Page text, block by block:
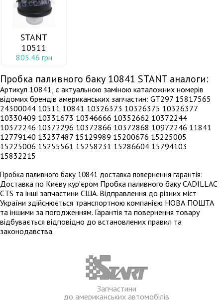
STANT
10511
805.46 грн
Пробка паливного баку 10841 STANT аналоги:
Артикул 10841, є актуальною заміною каталожних номерів
відомих брендів американських запчастин: GT297 15817565
24300044 10511 10841 10326373 10326375 10326377
10330409 10331673 10346666 10352662 10372244
10372246 10372296 10372866 10372868 10972246 11841
12779140 13237487 15129989 15200676 15225005
15225006 15255561 15258231 15286604 15794103
15832215
Пробка паливного баку 10841 доставка повернення гарантія:
Доставка по Києву кур’єром Пробка паливного баку CADILLAC
CTS та інші запчастини США. Відправлення до різних міст
України здійснюється транспортною компанією НОВА ПОШТА
та іншими за погодженням. Гарантія та повернення товару
відбувається відповідно до встановлених правил та
законодавства.
Запчастини
до американських автомобілів